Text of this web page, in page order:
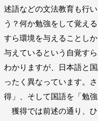
述語などの文法教育も行
う？何か勉強をして覚え
すら環境を与えることし
与えているという自覚す
わかりますが、日本語と
ったく異なっています。
得」、そして国語を「勉
獲得では前述の通り、